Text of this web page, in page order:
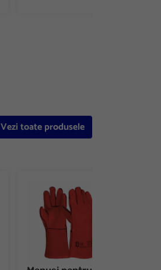
Vezi toate produsele